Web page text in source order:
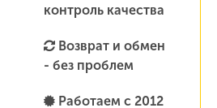
контроль качества
Возврат и обмен
- без проблем
Работаем с 2012